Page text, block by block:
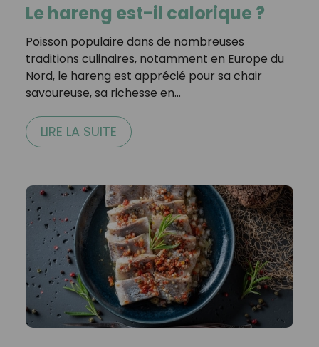
Le hareng est-il calorique ?
Poisson populaire dans de nombreuses
traditions culinaires, notamment en Europe du
Nord, le hareng est apprécié pour sa chair
savoureuse, sa richesse en…
LIRE LA SUITE